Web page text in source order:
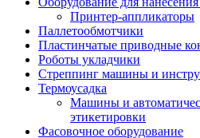
Принтер-аппликаторы
Паллетообмотчики
Пластинчатые приводные
Роботы укладчики
Стреппинг машины и
Термоусадка
Машины и
этикетировки
Фасовочное оборудование